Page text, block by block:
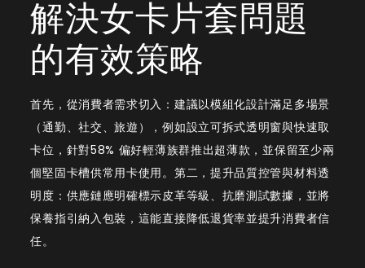
解決女卡片套問題
的有效策略
首先，從消費者需求切入：建議以模組化設計滿足多場景
（通勤、社交、旅遊），例如設立可拆式透明窗與快速取
卡位，針對58% 偏好輕薄族群推出超薄款，並保留至少兩
個堅固卡槽供常用卡使用。第二，提升品質控管與材料透
明度：供應鏈應明確標示皮革等級、抗磨測試數據，並將
保養指引納入包裝，這能直接降低退貨率並提升消費者信
任。